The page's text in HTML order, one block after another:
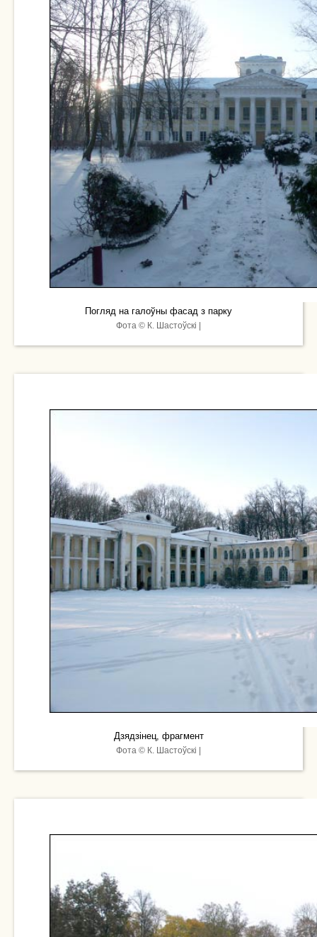
Погляд на галоўны фасад з парку
Фота © К. Шастоўскі |
Дзядзінец, фрагмент
Фота © К. Шастоўскі |